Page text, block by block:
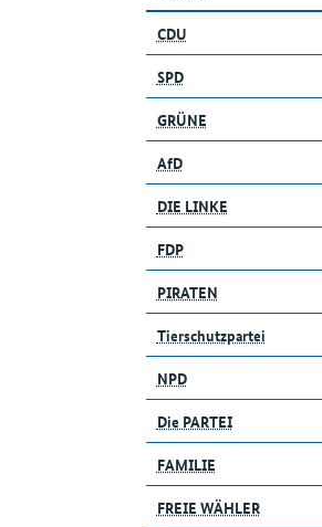
CDU
SPD
GRÜNE
AfD
DIE LINKE
FDP
PIRATEN
Tierschutzpartei
NPD
Die PARTEI
FAMILIE
FREIE WÄHLER